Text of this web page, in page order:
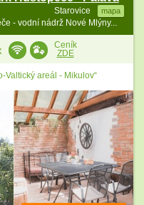
Starovice mapa
- vodní nádrž Nové Mlýny...
Ceník
ZDE
Valtický areál - Mikulov“